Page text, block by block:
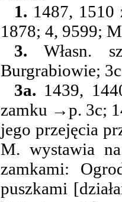
1. 1487,
1878; 4, 9599;
3. Własn.
Burgrabiowie;
3a. 1439,
zamku →p. 3c;
jego przejęcia
M. wystawia
zamkami:
puszkami